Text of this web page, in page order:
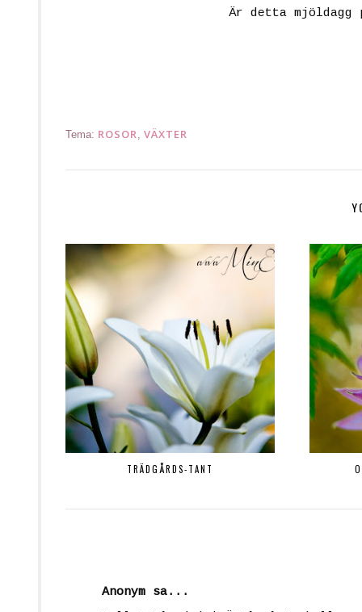
Är detta mjöldagg
Tema: ROSOR, VÄXTER
TRÄDGÅRDS-TANT
Anonym sa...